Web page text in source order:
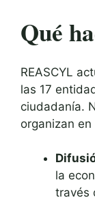
Qué
REASCYL
las 17
ciudadanía.
organizan
la
través